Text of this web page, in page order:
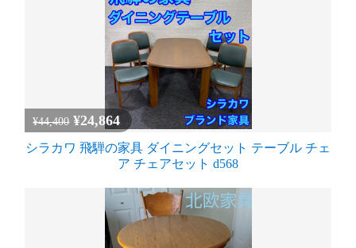
¥44,400 ¥24,864
シラカワ 飛騨の家具 ダイニングセット テーブル チェ
ア チェアセット d568